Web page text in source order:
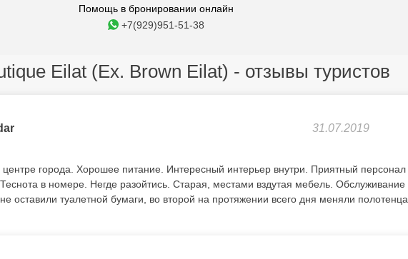
Помощь в бронировании онлайн
+7(929)951-51-38
Eilat (Ex. Brown Eilat) - отзывы туристов
31.07.2019
города. Хорошее питание. Интересный интерьер внутри. Приятный персонал
в номере. Негде разойтись. Старая, местами вздутая мебель. Обслуживание
оставили туалетной бумаги, во второй на протяжении всего дня меняли полотенца.